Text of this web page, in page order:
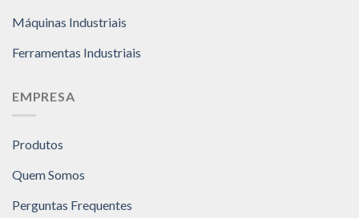
Máquinas Industriais
Ferramentas Industriais
EMPRESA
Produtos
Quem Somos
Perguntas Frequentes